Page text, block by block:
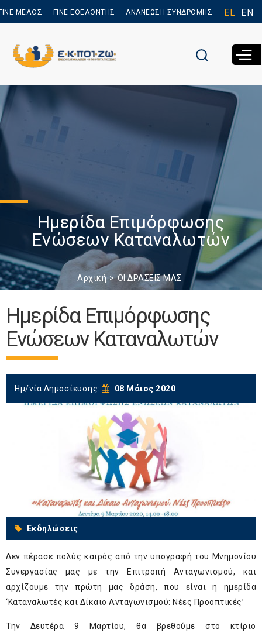
προς το
ΜΕΛΟΣ ΓΙΝΕ ΕΘΕΛΟΝΤΗΣ ΑΝΑΝΕΩΣΗ ΣΥΝΔΡΟΜΗΣ EL EN
Ημερίδα Επιμόρφωσης
Ενώσεων Καταναλωτών
Αρχική ΟΙ ΔΡΑΣΕΙΣ ΜΑΣ
Ημερίδα Επιμόρφωσης
Ενώσεων Καταναλωτών
Ημ/νία Δημοσίευσης: 08 Μάιος 2020
Εκδηλώσεις
Δεν πέρασε πολύς καιρός από την υπογραφή του Μνημονίου
Συνεργασίας μας με την Επιτροπή Ανταγωνισμού, και
αρχίζουμε την πρώτη μας δράση, που είναι η ημερίδα
‘Καταναλωτές και Δίκαιο Ανταγωνισμού: Νέες Προοπτικές’
Την Δευτέρα 9 Μαρτίου, θα βρεθούμε στο κτίριο